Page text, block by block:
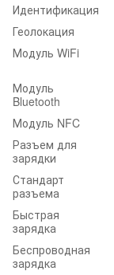
Идентификация
Геолокация
Модуль WiFi
Модуль
Bluetooth
Модуль NFC
Разъем для
зарядки
Стандарт
разъема
Быстрая
зарядка
Беспроводная
зарядка